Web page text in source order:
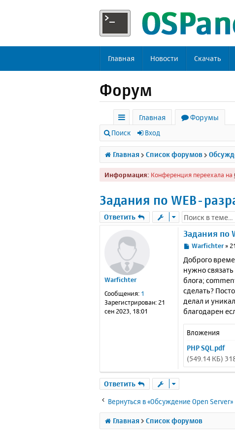
Главная Новости Скачать
Форум
с
ы
л
к
Главная
Форумы
Поиск Вход
Главная Список форумов
Информация: Конференция переехала на
Задания по WEB-
Ответить
Warfichter
Сообщения: 1
Зарегистрирован: 21
сен 2023, 18:01
Задания по
С
о
б
щ
е
н
е
Warfichter»
Доброго
нужно
блога;
сделать?
делал и
благодарен
Вложения
PHP SQL.pdf
(549.14 КБ)
Ответить
Вернуться в «Обсуждение Open Server»
Главная Список форумов